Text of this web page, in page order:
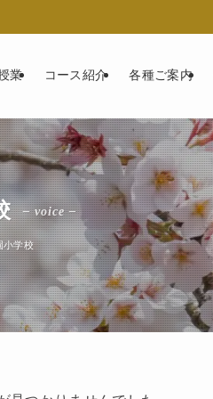
業 コース紹介 各種ご案内
– voice –
小学校